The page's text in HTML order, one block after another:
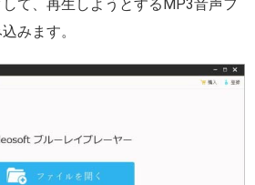
て、再生しようとするMP3音声フ
みます。